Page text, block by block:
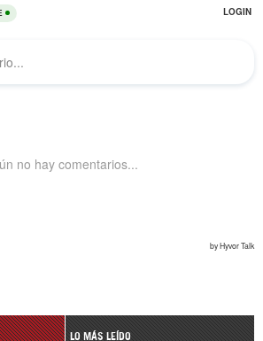
LO MÁS LEÍDO